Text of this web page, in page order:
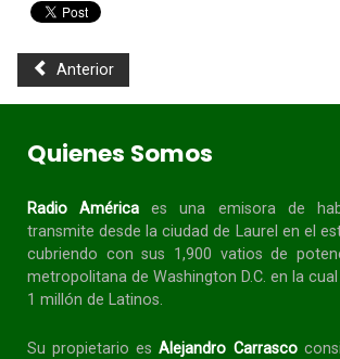
Anterior
Quienes Somos
Radio América es una emisora de
transmite desde la ciudad de Laurel en el
cubriendo con sus 1,900 vatios de
metropolitana de Washington D.C. en la
1 millón de Latinos.
Su propietario esAlejandro Carrasco